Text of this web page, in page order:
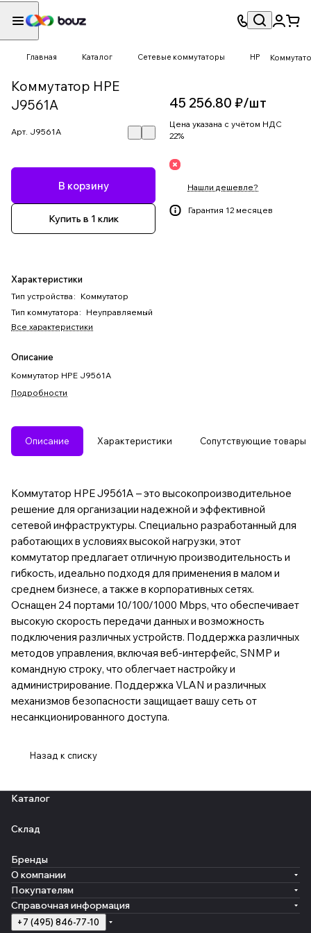
Главная Каталог Сетевые коммутаторы HP
Коммутатор HPE
J9561A
Арт. J9561A
В корзину
Купить в 1 клик
Характеристики
Тип устройства : Коммутатор
Тип коммутатора : Неуправляемый
Все характеристики
Описание
Коммутатор HPE J9561A
Подробности
45 256.80 ₽/шт
Цена указана с учётом НДС
22%
Нашли дешевле?
Гарантия 12 месяцев
Описание Характеристики Сопутствующие товары
Коммутатор HPE J9561A – это высокопроизводительное
решение для организации надежной и эффективной
сетевой инфраструктуры. Специально разработанный для
работающих в условиях высокой нагрузки, этот
коммутатор предлагает отличную производительность и
гибкость, идеально подходя для применения в малом и
среднем бизнесе, а также в корпоративных сетях.
Оснащен 24 портами 10/100/1000 Mbps, что обеспечивает
высокую скорость передачи данных и возможность
подключения различных устройств. Поддержка различных
методов управления, включая веб-интерфейс, SNMP и
командную строку, что облегчает настройку и
администрирование. Поддержка VLAN и различных
механизмов безопасности защищает вашу сеть от
несанкционированного доступа.
Назад к списку
Каталог
Склад
Бренды
О компании
Покупателям
Справочная информация
+7 (495) 846-77-10